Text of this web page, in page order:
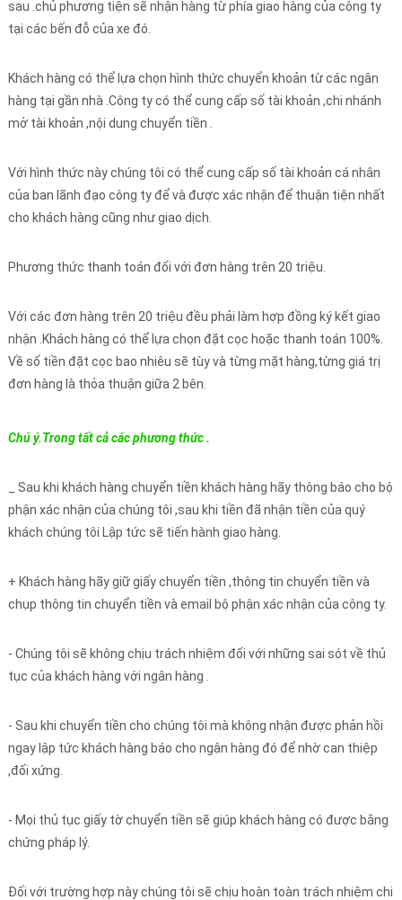
sau .chủ phương tiện sẽ nhận hàng từ phía giao hàng của công ty
tại các bến đỗ của xe đó.
Khách hàng có thể lựa chọn hình thức chuyển khoản từ các ngân
hàng tại gần nhà .Công ty có thể cung cấp số tài khoản ,chi nhánh
mở tài khoản ,nội dung chuyển tiền .
Với hình thức này chúng tôi có thể cung cấp số tài khoản cá nhân
của ban lãnh đạo công ty để và được xác nhận để thuận tiện nhất
cho khách hàng cũng như giao dịch.
Phương thức thanh toán đối với đơn hàng trên 20 triệu.
Với các đơn hàng trên 20 triệu đều phải làm hợp đồng ký kết giao
nhận .Khách hàng có thể lựa chọn đặt cọc hoặc thanh toán 100%.
Về số tiền đặt cọc bao nhiêu sẽ tùy và từng mặt hàng,từng giá trị
đơn hàng là thỏa thuận giữa 2 bên.
Chú ý.Trong tất cả các phương thức .
_ Sau khi khách hàng chuyển tiền khách hàng hãy thông báo cho bộ
phận xác nhận của chúng tôi ,sau khi tiền đã nhận tiền của quý
khách chúng tôi Lập tức sẽ tiến hành giao hàng.
+ Khách hàng hãy giữ giấy chuyển tiền ,thông tin chuyển tiền và
chụp thông tin chuyển tiền và email bộ phận xác nhận của công ty.
- Chúng tôi sẽ không chịu trách nhiệm đối với những sai sót về thủ
tục của khách hàng với ngân hàng .
- Sau khi chuyển tiền cho chúng tôi mà không nhận được phản hồi
ngay lập tức khách hàng báo cho ngân hàng đó để nhờ can thiệp
,đối xứng.
- Mọi thủ tục giấy tờ chuyển tiền sẽ giúp khách hàng có được bằng
chứng pháp lý.
Đối với trường hợp này chúng tôi sẽ chịu hoàn toàn trách nhiệm chi